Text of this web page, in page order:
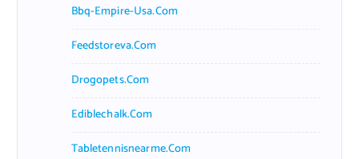
Bbq-Empire-Usa.com
Feedstoreva.com
Drogopets.com
Ediblechalk.com
Tabletennisnearme.com